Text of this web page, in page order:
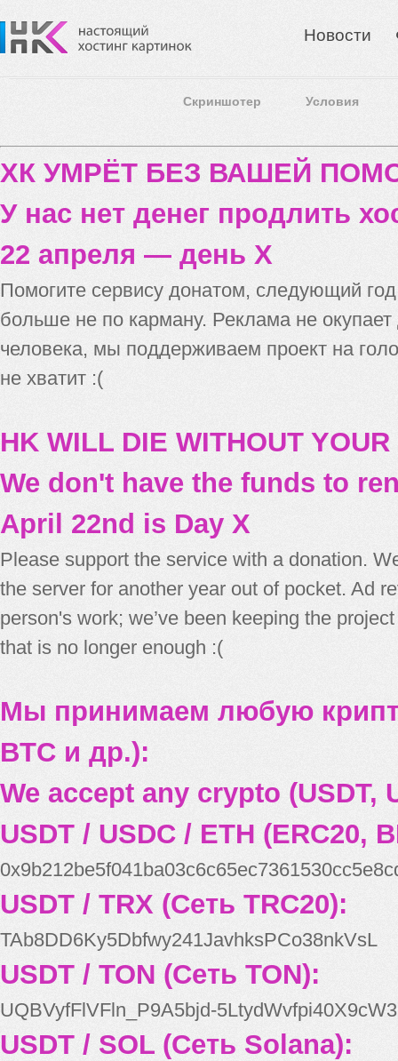
Новости
Скриншотер Условия
ХК УМРЁТ БЕЗ ВАШЕЙ
У нас нет денег продлить
22 апреля — день X
Помогите сервису донатом, следующий
больше не по карману. Реклама не
человека, мы поддерживаем проект на
не хватит :(
HK WILL DIE WITHOUT
We don't have the funds to
April 22nd is Day X
Please support the service with a donation.
the server for another year out of pocket. Ad
person's work; we’ve been keeping the
that is no longer enough :(
Мы принимаем любую
BTC и др.):
We accept any crypto (USDT,
USDT / USDC / ETH (ERC20,
USDT / TRX (Сеть TRC20):
TAb8DD6Ky5Dbfwy241JavhksPCo38nkVsL
USDT / TON (Сеть TON):
UQBVyfFlVFln_P9A5bjd-
USDT / SOL (Сеть Solana):